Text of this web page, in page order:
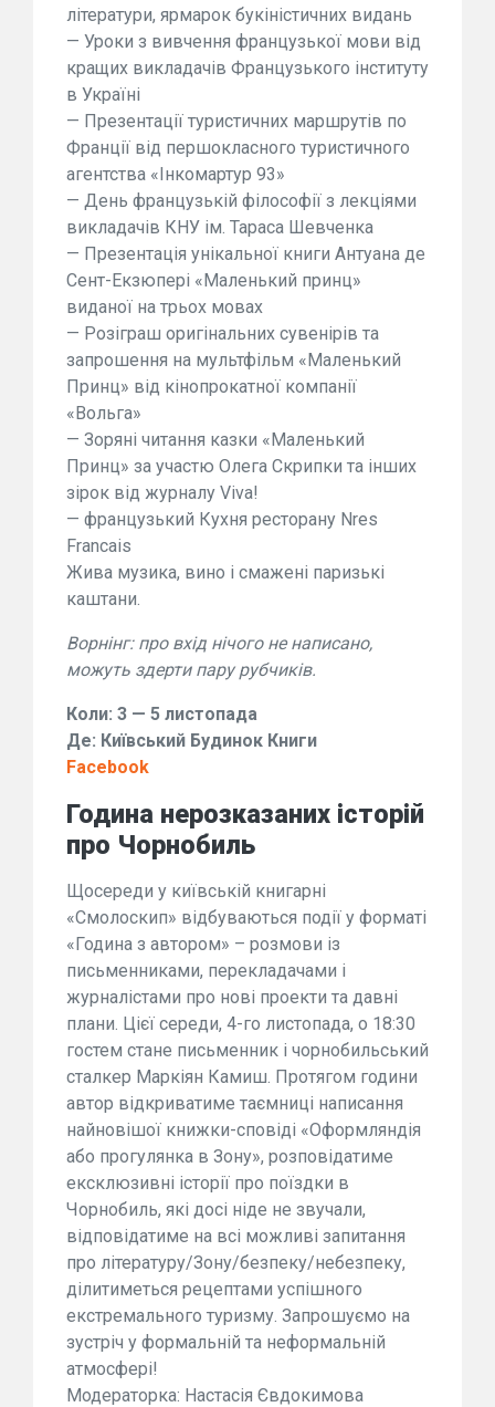
літератури, ярмарок букіністичних видань
— Уроки з вивчення французької мови від
кращих викладачів Французького інституту
в Україні
— Презентації туристичних маршрутів по
Франції від першокласного туристичного
агентства «Інкомартур 93»
— День французькій філософії з лекціями
викладачів КНУ ім. Тараса Шевченка
— Презентація унікальної книги Антуана де
Сент-Екзюпері «Маленький принц»
виданої на трьох мовах
— Розіграш оригінальних сувенірів та
запрошення на мультфільм «Маленький
Принц» від кінопрокатної компанії
«Вольга»
— Зоряні читання казки «Маленький
Принц» за участю Олега Скрипки та інших
зірок від журналу Viva!
— французький Кухня ресторану Nres
Francais
Жива музика, вино і смажені паризькі
каштани.
Ворнінг: про вхід нічого не написано,
можуть здерти пару рубчиків.
Коли: 3 — 5 листопада
Де: Київський Будинок Книги
Facebook
Година нерозказаних історій
про Чорнобиль
Щосереди у київській книгарні
«Смолоскип» відбуваються події у форматі
«Година з автором» – розмови із
письменниками, перекладачами і
журналістами про нові проекти та давні
плани. Цієї середи, 4-го листопада, о 18:30
гостем стане письменник і чорнобильський
сталкер Маркіян Камиш. Протягом години
автор відкриватиме таємниці написання
найновішої книжки-сповіді «Оформляндія
або прогулянка в Зону», розповідатиме
ексклюзивні історії про поїздки в
Чорнобиль, які досі ніде не звучали,
відповідатиме на всі можливі запитання
про літературу/Зону/безпеку/небезпеку,
ділитиметься рецептами успішного
екстремального туризму. Запрошуємо на
зустріч у формальній та неформальній
атмосфері!
Модераторка: Настасія Євдокимова